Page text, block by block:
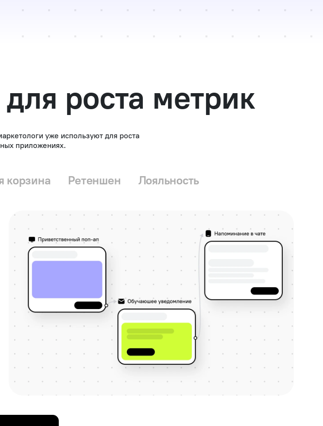
для роста метрик
уже используют для роста
приложениях.
корзина Ретеншен Лояльность